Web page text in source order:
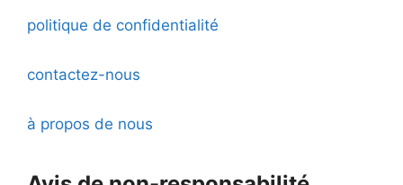
politique de confidentialité
contactez-nous
à propos de nous